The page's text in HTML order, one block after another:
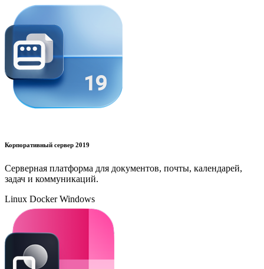
Корпоративный сервер 2019
Серверная платформа для документов, почты, календарей,
задач и коммуникаций.
Linux Docker Windows